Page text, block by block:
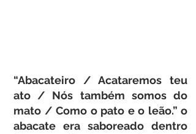
“Abacateiro / Acataremos teu
ato / Nós também somos do
mato / Como o pato e o leão.” o
abacate era saboreado dentro